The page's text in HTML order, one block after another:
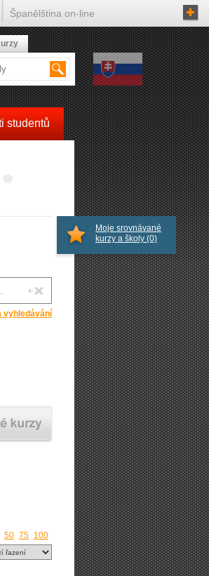
studentů
vyhledávání
50 75 100
Moje srovnávané
kurzy a školy (0)
Španělština on-line